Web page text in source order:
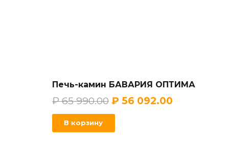
Печь-камин БАВАРИЯ ОПТИМА
₽65 990.00 ₽ 56 092.00
В корзину